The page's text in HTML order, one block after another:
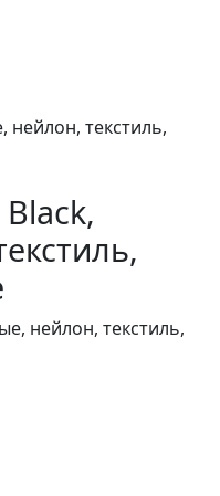
нейлон, текстиль,